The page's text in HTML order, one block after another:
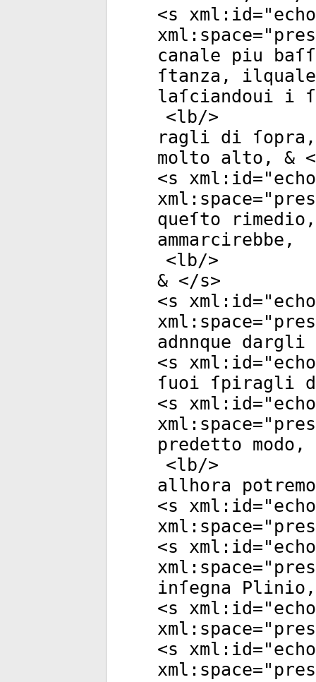
<s xml:id="
xml:space="
canale piu
ſtanza,
laſciandoui i
<lb/>
ragli di ſopra,
molto alto, &
<s xml:id="
xml:space="
queſto
ammarcirebbe,
<lb/>
& </s>
<s xml:id="
xml:space="
adnnque
<s xml:id="
ſuoi ſpiragli
<s xml:id="
xml:space="
predetto modo,
<lb/>
allhora
<s xml:id="
xml:space="
<s xml:id="
xml:space="
inſegna
<s xml:id="
xml:space="
<s xml:id="
xml:space="